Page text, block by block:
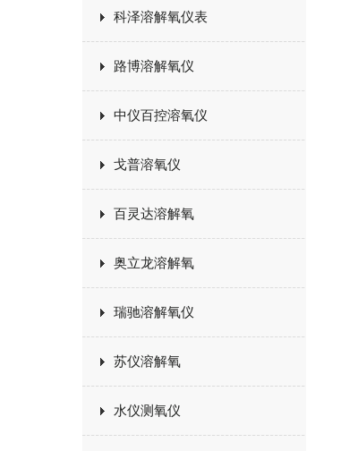
科泽溶解氧仪表
路博溶解氧仪
中仪百控溶氧仪
戈普溶氧仪
百灵达溶解氧
奥立龙溶解氧
瑞驰溶解氧仪
苏仪溶解氧
水仪测氧仪